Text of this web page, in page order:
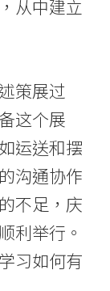
从中建立
策展过
这个展
运送和摆
沟通协作
不足，庆
利举行。
习如何有